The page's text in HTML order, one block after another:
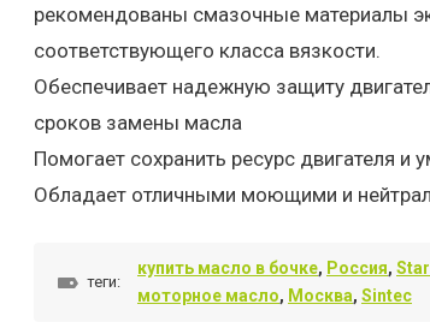
рекомендованы смазочные материалы
соответствующего класса вязкости.
Обеспечивает надежную защиту
сроков замены масла
Помогает сохранить ресурс двигателя
Обладает отличными моющими и
теги:
купить масло в бочке, Россия,
моторное масло, Москва, Sintec